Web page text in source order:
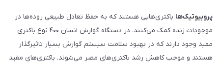
پروبیوتیک‌ها باکتری‌هایی هستند که به حفظ تعادل طبیعی روده‌ها در
موجودات زنده کمک می‌کنند. در دستگاه گوارش انسان ۴۰۰ نوع باکتری
مفید وجود دارند که در بهبود سلامت سیستم گوارش بسیار تاثیرگذار
هستند و موجب کاهش رشد باکتری‌های مضر می‌شوند. باکتری‌های مفید